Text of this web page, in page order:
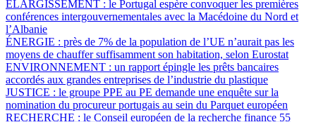
ÉLARGISSEMENT : le Portugal espère convoquer les premières
conférences intergouvernementales avec la Macédoine du Nord et
l’Albanie
ÉNERGIE : près de 7% de la population de l’UE n’aurait pas les
moyens de chauffer suffisamment son habitation, selon Eurostat
ENVIRONNEMENT : un rapport épingle les prêts bancaires
accordés aux grandes entreprises de l’industrie du plastique
JUSTICE : le groupe PPE au PE demande une enquête sur la
nomination du procureur portugais au sein du Parquet européen
RECHERCHE : le Conseil européen de la recherche finance 55